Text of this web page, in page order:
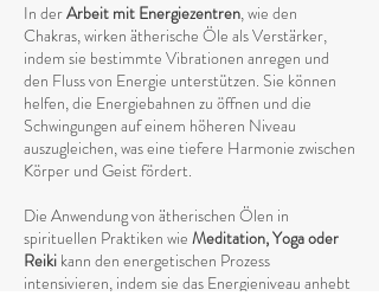
In derArbeit mit Energiezentren, wie den
Chakras, wirken ätherische Öle als Verstärker,
indem sie bestimmte Vibrationen anregen und
den Fluss von Energie unterstützen. Sie können
helfen, die Energiebahnen zu öffnen und die
Schwingungen auf einem höheren Niveau
auszugleichen, was eine tiefere Harmonie zwischen
Körper und Geist fördert.
Die Anwendung von ätherischen Ölen in
spirituellen Praktiken wie Meditation, Yoga oder
Reiki kann den energetischen Prozess
intensivieren, indem sie das Energieniveau anhebt